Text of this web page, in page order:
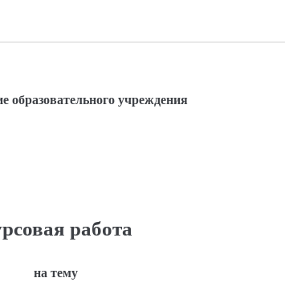
образовательного учреждения
работа
на тему